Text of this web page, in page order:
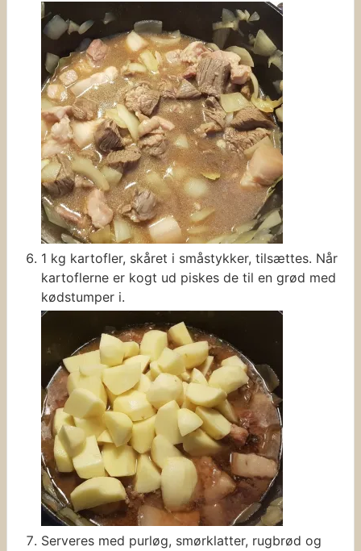
1 kg kartofler, skåret i småstykker, tilsættes. Når
kartoflerne er kogt ud piskes de til en grød med
kødstumper i.
Serveres med purløg, smørklatter, rugbrød og